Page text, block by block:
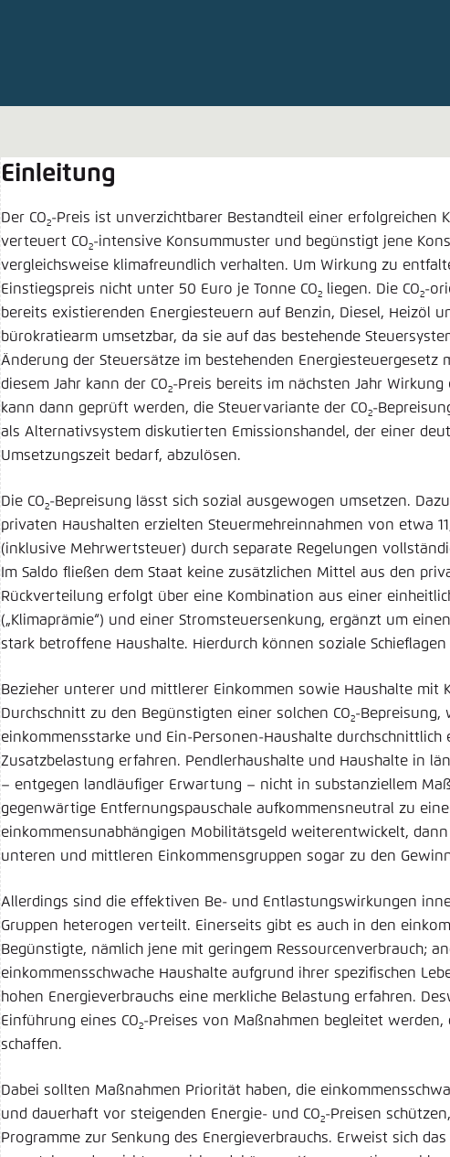
Einleitung
Der CO2-Preis ist unverzichtbarer Bestandteil einer erfolgreichen
verteuert CO2-intensive Konsummuster und begünstigt jene
vergleichsweise klimafreundlich verhalten. Um Wirkung zu
Einstiegspreis nicht unter 50 Euro je Tonne CO2 liegen. Die CO2-
bereits existierenden Energiesteuern auf Benzin, Diesel, Heizöl
bürokratiearm umsetzbar, da sie auf das bestehende
Änderung der Steuersätze im bestehenden Energiesteuergesetz
diesem Jahr kann der CO2-Preis bereits im nächsten Jahr
kann dann geprüft werden, die Steuervariante der CO2-
als Alternativsystem diskutierten Emissionshandel, der einer
Umsetzungszeit bedarf, abzulösen.
Die CO2-Bepreisung lässt sich sozial ausgewogen umsetzen.
privaten Haushalten erzielten Steuermehreinnahmen von etwa
(inklusive Mehrwertsteuer) durch separate Regelungen
Im Saldo fließen dem Staat keine zusätzlichen Mittel aus den
Rückverteilung erfolgt über eine Kombination aus einer
(„Klimaprämie“) und einer Stromsteuersenkung, ergänzt um
stark betroffene Haushalte. Hierdurch können soziale
Bezieher unterer und mittlerer Einkommen sowie Haushalte mit
Durchschnitt zu den Begünstigten einer solchen CO2-Bepreisung,
einkommensstarke und Ein-Personen-Haushalte durchschnittlich
Zusatzbelastung erfahren. Pendlerhaushalte und Haushalte in
– entgegen landläufiger Erwartung – nicht in substanziellem
gegenwärtige Entfernungspauschale aufkommensneutral zu
einkommensunabhängigen Mobilitätsgeld weiterentwickelt,
unteren und mittleren Einkommensgruppen sogar zu den
Allerdings sind die effektiven Be- und Entlastungswirkungen
Gruppen heterogen verteilt. Einerseits gibt es auch in den
Begünstigte, nämlich jene mit geringem Ressourcenverbrauch;
einkommensschwache Haushalte aufgrund ihrer spezifischen
hohen Energieverbrauchs eine merkliche Belastung erfahren.
Einführung eines CO2-Preises von Maßnahmen begleitet werden,
schaffen.
Dabei sollten Maßnahmen Priorität haben, die
und dauerhaft vor steigenden Energie- und CO2-Preisen
Programme zur Senkung des Energieverbrauchs. Erweist sich